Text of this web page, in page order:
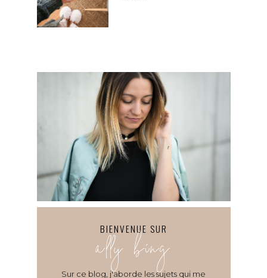
BIENVENUE SUR
ally bing
Sur ce blog, j'aborde les sujets qui me